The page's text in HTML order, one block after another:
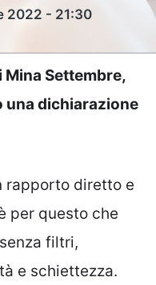
2022 - 21:30
Mina Settembre,
una dichiarazione
rapporto diretto e
per questo che
filtri,
e schiettezza.